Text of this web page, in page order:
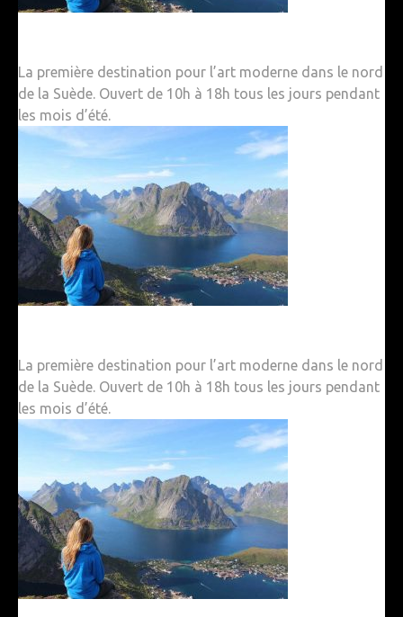
La première destination pour l’art moderne dans le nord
de la Suède. Ouvert de 10h à 18h tous les jours pendant
les mois d’été.
La première destination pour l’art moderne dans le nord
de la Suède. Ouvert de 10h à 18h tous les jours pendant
les mois d’été.